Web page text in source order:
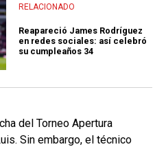
RELACIONADO
Reapareció James Rodríguez
en redes sociales: así celebró
su cumpleaños 34
del Torneo Apertura
Sin embargo, el técnico